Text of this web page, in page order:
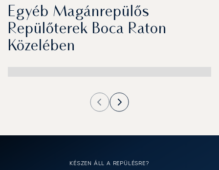
Egyéb Magánrepülős
Repülőterek Boca Raton
Közelében
KÉSZEN ÁLL A REPÜLÉSRE?